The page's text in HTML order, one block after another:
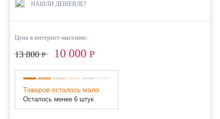
НАШЛИ ДЕШЕВЛЕ?
Цена в интернет-магазине:
13 800Р 10 000 Р
Товаров осталось мало
Осталось менее 6 штук